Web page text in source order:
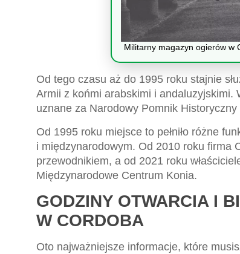
Militarny magazyn ogierów w
Od tego czasu aż do 1995 roku stajnie
Armii z końmi arabskimi i andaluzyjskimi.
uznane za Narodowy Pomnik
Od 1995 roku miejsce to pełniło różne
i międzynarodowym. Od 2010 roku firma
przewodnikiem, a od 2021 roku
Międzynarodowe Centrum Konia.
GODZINY OTWARCIA I
W CORDOBA
Oto najważniejsze informacje, które